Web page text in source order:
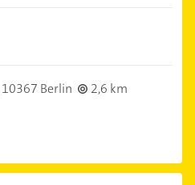
10367 Berlin
2,6 km